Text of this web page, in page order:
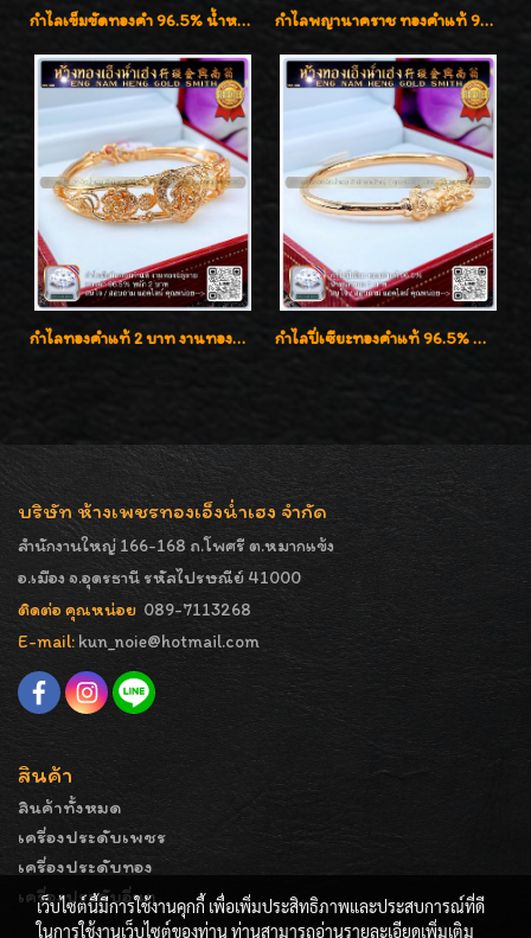
กำไลเข็มขัดทองคำ 96.5% น้ำหนัก 3 บาท หรูหรา สวยมากๆค่ะ กำไลพญานาคราช ทองคำแท้ 96.5% น้ำหนัก 1 บาท เสริมสิริมงคล
กำไลทองคำแท้ 2 บาท งานทองฉลุลาย ดีไซน์หรูหรา สวยคลาสสิค กำไลปี่เซียะทองคำแท้ 96.5% น้ำหนัก 1 บาท เสริมโชคลาภ
บริษัท ห้างเพชรทองเอ็งน่ำเฮง จำกัด
สำนักงานใหญ่ 166-168 ถ.โพศรี ต.หมากแข้ง
อ.เมือง จ.อุดรธานี รหัสไปรษณีย์ 41000
ติดต่อ คุณหน่อย 089-7113268
E-mail: kun_noie@hotmail.com
สินค้า
สินค้าทั้งหมด
เครื่องประดับเพชร
เครื่องประดับทอง
เครื่องประดับอื่นๆ
เว็บไซต์นี้มีการใช้งานคุกกี้ เพื่อเพิ่มประสิทธิภาพและประสบการณ์ที่ดี
ในการใช้งานเว็บไซต์ของท่าน ท่านสามารถอ่านรายละเอียดเพิ่มเติม